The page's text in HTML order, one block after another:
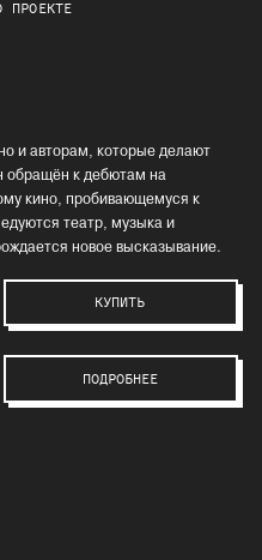
ПРОЕКТЕ
и авторам, которые делают
обращён к дебютам на
кино, пробивающемуся к
театр, музыка и
новое высказывание.
КУПИТЬ
ПОДРОБНЕЕ